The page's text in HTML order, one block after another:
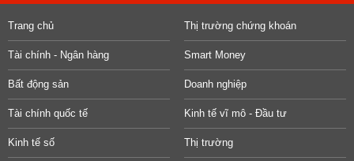
Trang chủ Thị trường chứng khoán
Tài chính - Ngân hàng Smart Money
Bất động sản Doanh nghiệp
Tài chính quốc tế Kinh tế vĩ mô - Đầu tư
Kinh tế số Thị trường